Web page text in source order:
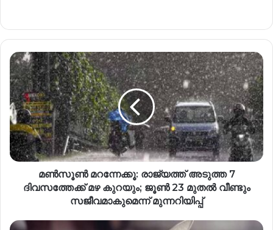
മൺസൂൺ മറന്നേക്കൂ: രാജ്യത്ത് അടുത്ത 7
ദിവസത്തേക്ക് മഴ കുറയും; ജൂൺ 23 മുതൽ വീണ്ടും
സജീവമാകുമെന്ന് മുന്നറിയിപ്പ്